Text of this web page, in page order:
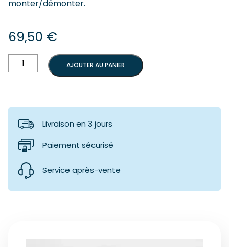
monter/démonter.
69,50 €
quantité
Cast
AJOUTER AU PANIER
Livraison en 3 jours
Paiement sécurisé
Service après-vente